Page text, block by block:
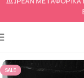
Αρχική σελίδα
SALE